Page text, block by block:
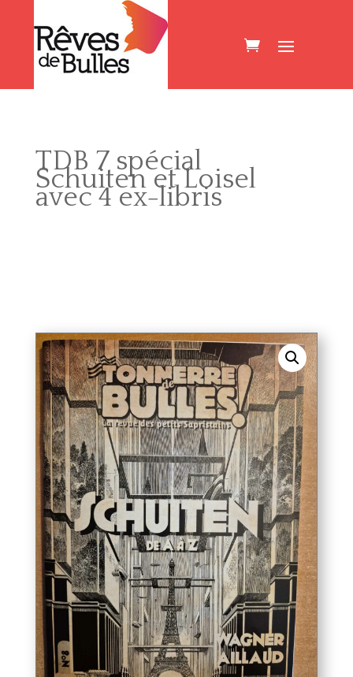
TDB 7 spécial
Schuiten et Loisel
avec 4 ex-libris